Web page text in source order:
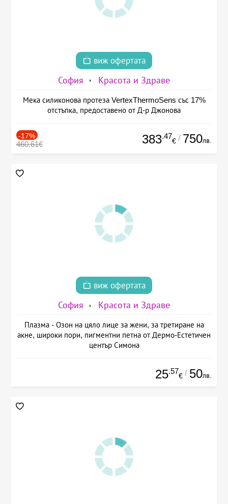
виж офертата
София Красота и Здраве
Мека силиконова протеза VertexThermoSens със 17%
отстъпка, предоставено от Д-р Джонова
-17%
460.61€ 383.47
€ / 750лв.
виж офертата
София Красота и Здраве
Плазма - Озон на цяло лице за жени, за третиране на
акне, широки пори, пигментни петна от Дермо-Естетичен
център Симона
25.57
€ / 50лв.